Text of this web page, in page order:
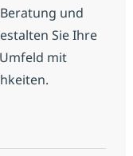
und
Sie Ihre
mit
(w/m/x) IT